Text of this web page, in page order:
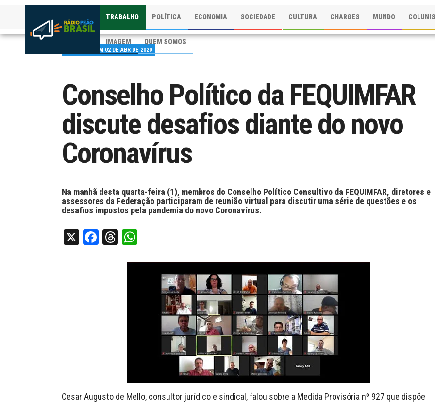
TRABALHO POLÍTICA ECONOMIA SOCIEDADE CULTURA CHARGES MUNDO
IMAGEM QUEM SOMOS
PUBLICADO EM 02 DE ABR DE 2020
Conselho Político da FEQUIMFAR
discute desafios diante do novo
Coronavírus
Na manhã desta quarta-feira (1), membros do Conselho Político Consultivo da FEQUIMFAR, diretores e
assessores da Federação participaram de reunião virtual para discutir uma série de questões e os
desafios impostos pela pandemia do novo Coronavírus.
X Facebook
Threads
Cesar Augusto de Mello, consultor jurídico e sindical, falou sobre a Medida Provisória nº 927 que dispõe